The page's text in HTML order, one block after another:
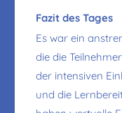
Fazit des Tages
Es war ein
die die
der intensiven
und die